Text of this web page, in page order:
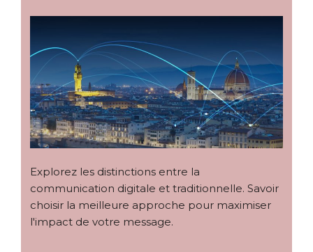
Explorez les distinctions entre la
communication digitale et traditionnelle. Savoir
choisir la meilleure approche pour maximiser
l'impact de votre message.